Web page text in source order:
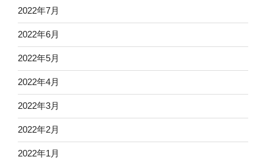
2022年7月
2022年6月
2022年5月
2022年4月
2022年3月
2022年2月
2022年1月